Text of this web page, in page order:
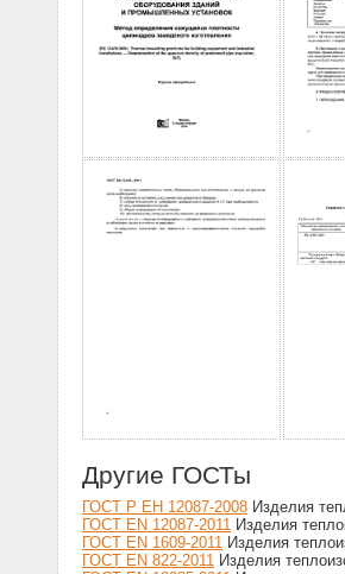
Другие ГОСТы
ГОСТ Р ЕН 12087-2008 Изделия
ГОСТ EN 12087-2011 Изделия
ГОСТ EN 1609-2011 Изделия
ГОСТ EN 822-2011 Изделия